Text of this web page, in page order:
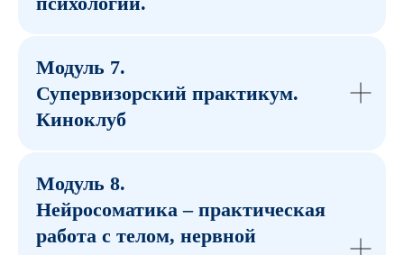
Модуль 7.
Супервизорский практикум.
Киноклуб
Модуль 8.
Нейросоматика – практическая
работа с телом, нервной